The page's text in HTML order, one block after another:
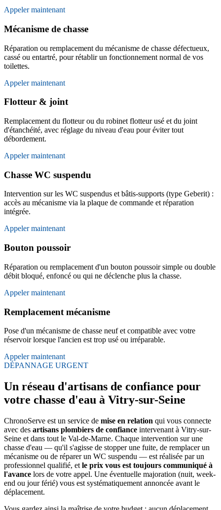
Appeler maintenant
Mécanisme de chasse
Réparation ou remplacement du mécanisme de chasse défectueux,
cassé ou entartré, pour rétablir un fonctionnement normal de vos
toilettes.
Appeler maintenant
Flotteur & joint
Remplacement du flotteur ou du robinet flotteur usé et du joint
d'étanchéité, avec réglage du niveau d'eau pour éviter tout
débordement.
Appeler maintenant
Chasse WC suspendu
Intervention sur les WC suspendus et bâtis-supports (type Geberit) :
accès au mécanisme via la plaque de commande et réparation
intégrée.
Appeler maintenant
Bouton poussoir
Réparation ou remplacement d'un bouton poussoir simple ou double
débit bloqué, enfoncé ou qui ne déclenche plus la chasse.
Appeler maintenant
Remplacement mécanisme
Pose d'un mécanisme de chasse neuf et compatible avec votre
réservoir lorsque l'ancien est trop usé ou irréparable.
Appeler maintenant
DÉPANNAGE URGENT
Un réseau d'artisans de confiance pour
votre chasse d'eau à Vitry-sur-Seine
ChronoServe est un service de mise en relation qui vous connecte
avec des artisans plombiers de confiance intervenant à Vitry-sur-
Seine et dans tout le Val-de-Marne. Chaque intervention sur une
chasse d'eau — qu'il s'agisse de stopper une fuite, de remplacer un
mécanisme ou de réparer un WC suspendu — est réalisée par un
professionnel qualifié, et le prix vous est toujours communiqué à
l'avance lors de votre appel. Une éventuelle majoration (nuit, week-
end ou jour férié) vous est systématiquement annoncée avant le
déplacement.